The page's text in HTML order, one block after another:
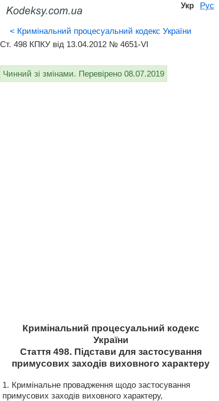
Укр Рус
< Кримінальний процесуальний кодекс України
Ст. 498 КПКУ від 13.04.2012 № 4651-VI
Чинний зі змінами. Перевірено 08.07.2019
Кримінальний процесуальний кодекс
України
Стаття 498. Підстави для застосування
примусових заходів виховного характеру
1. Кримінальне провадження щодо застосування
примусових заходів виховного характеру,